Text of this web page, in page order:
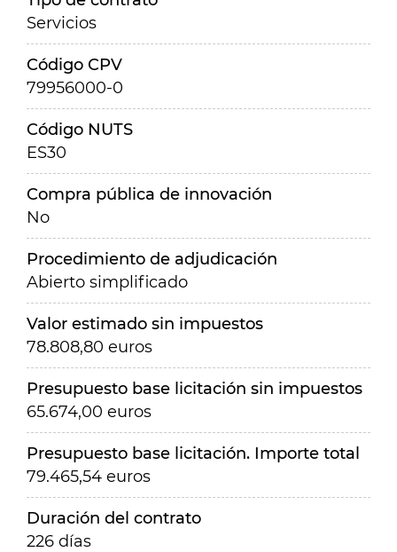
Servicios
Código CPV
79956000-0
Código NUTS
ES30
Compra pública de innovación
No
Procedimiento de adjudicación
Abierto simplificado
Valor estimado sin impuestos
78.808,80 euros
Presupuesto base licitación sin impuestos
65.674,00 euros
Presupuesto base licitación. Importe total
79.465,54 euros
Duración del contrato
226 días